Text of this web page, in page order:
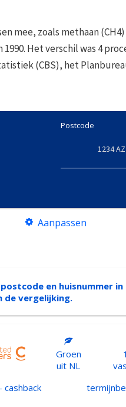
mee, zoals methaan (CH4)
Het verschil was 4
(CBS), het
Postcode
Aanpassen
en huisnummer
de vergelijking.
Groen
uit NL
cashback